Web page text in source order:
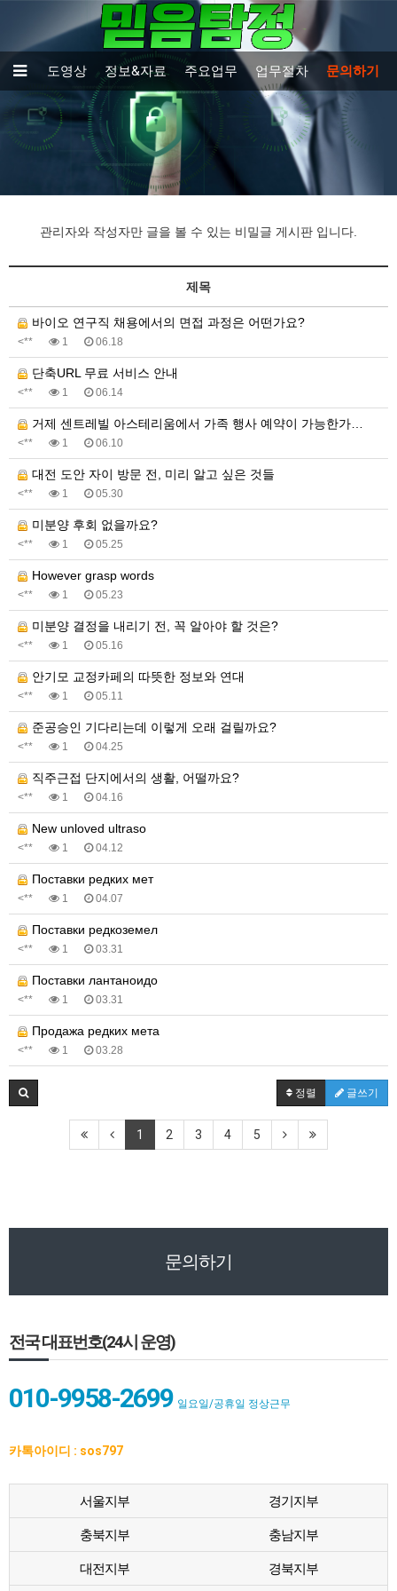
출연보도영상 정보&자료 주요업무 업무절차 문의하기
관리자와 작성자만 글을 볼 수 있는 비밀글 게시판 입니다.
제목
바이오 연구직 채용에서의 면접 과정은 어떤가요?
<** 1 06.18
단축URL 무료 서비스 안내
<** 1 06.14
거제 센트레빌 아스테리움에서 가족 행사 예약이 가능한가…
<** 1 06.10
대전 도안 자이 방문 전, 미리 알고 싶은 것들
<** 1 05.30
미분양 후회 없을까요?
<** 1 05.25
However grasp words
<** 1 05.23
미분양 결정을 내리기 전, 꼭 알아야 할 것은?
<** 1 05.16
안기모 교정카페의 따뜻한 정보와 연대
<** 1 05.11
준공승인 기다리는데 이렇게 오래 걸릴까요?
<** 1 04.25
직주근접 단지에서의 생활, 어떨까요?
<** 1 04.16
New unloved ultraso
<** 1 04.12
Поставки редких мет
<** 1 04.07
Поставки редкоземел
<** 1 03.31
Поставки лантаноидо
<** 1 03.31
Продажа редких мета
<** 1 03.28
정렬 글쓰기
1 2 3 4 5
문의하기
전국 대표번호(24시 운영)
010-9958-2699 일요일/공휴일 정상근무
카톡아이디 : sos797
서울지부 경기지부
충북지부 충남지부
대전지부 경북지부